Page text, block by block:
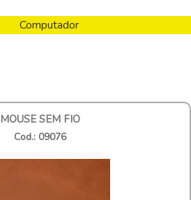
Computador
MOUSE SEM FIO
Cod.: 09076